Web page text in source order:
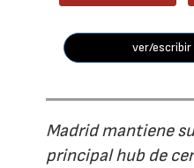
ver/
Madrid mantiene
principal hub de